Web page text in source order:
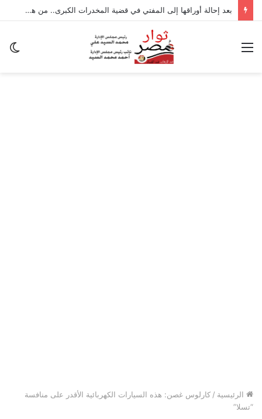
بعد إحالة أوراقها إلى المفتي في قضية المخدرات الكبرى.. من هي سارة خليفة؟
القائمة
الرئيسية / كارلوس غصن: هذه السيارات الكهربائية الأقدر على منافسة
“تسلا”